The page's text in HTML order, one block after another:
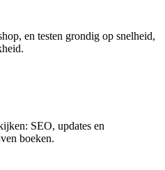
en testen grondig op snelheid,
SEO, updates en
boeken.